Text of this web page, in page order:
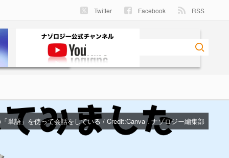
Twitter Facebook RSS
単語」を使って会話をしている / Credit:Canva . ナゾロジー編集部